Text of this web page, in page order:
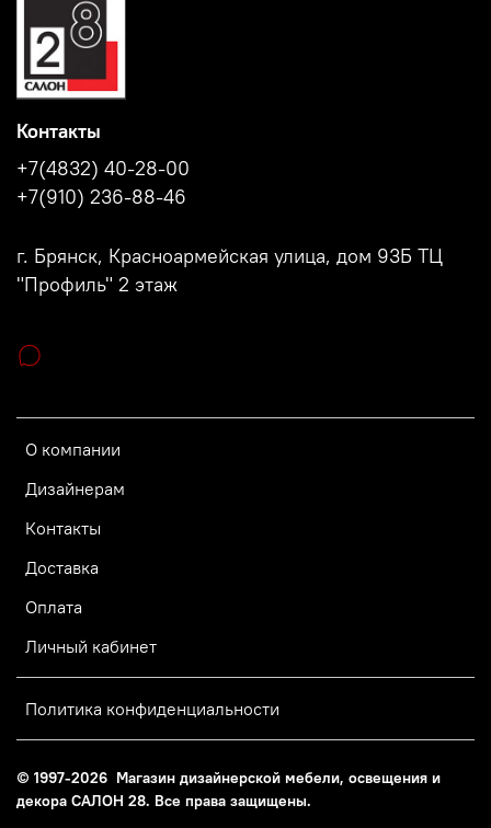
О компании
Дизайнерам
Контакты
Доставка
Оплата
Личный кабинет
Политика конфиденциальности
Контакты
+7(4832) 40-28-00
+7(910) 236-88-46
г. Брянск, Красноармейская улица, дом 93Б ТЦ
"Профиль" 2 этаж
© 1997-2026 Магазин дизайнерской мебели, освещения и
декора САЛОН 28. Все права защищены.